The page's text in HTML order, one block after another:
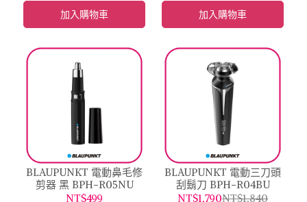
加入購物車 加入購物車
BLAUPUNKT 電動鼻毛修
剪器 黑 BPH-R05NU
NT$499
BLAUPUNKT 電動三刀頭
刮鬍刀 BPH-R04BU
NT$1,790NT$1,840